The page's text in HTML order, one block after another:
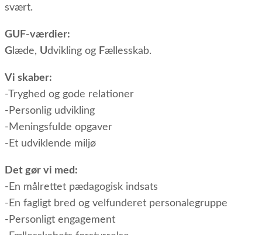
svært.
GUF-værdier:
G læde, Udvikling og Fællesskab.
Vi skaber:
-Tryghed og gode relationer
-Personlig udvikling
-Meningsfulde opgaver
-Et udviklende miljø
Det gør vi med:
-En målrettet pædagogisk indsats
-En fagligt bred og velfunderet personalegruppe
-Personligt engagement